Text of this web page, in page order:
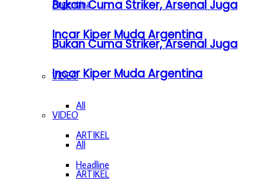
Bukan Cuma Striker, Arsenal Juga
Incar Kiper Muda Argentina
VIDEO
All
ARTIKEL
Headline
Bukan Cuma Striker, Arsenal Juga
Incar Kiper Muda Argentina
VIDEO
All
ARTIKEL